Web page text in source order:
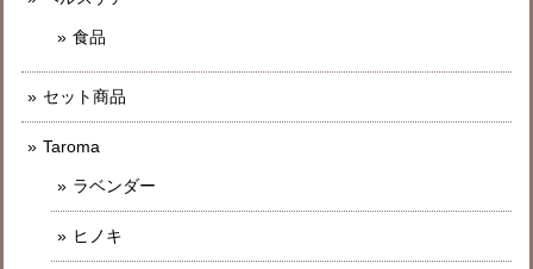
食品
セット商品
Taroma
ラベンダー
ヒノキ